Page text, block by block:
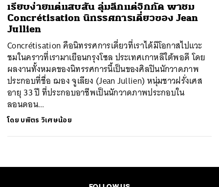
เรียบง่ายแต่แสบสัน ลุ่มลึกแต่จิกกัด พาชม
Concrétisation นิทรรศการเดี่ยวของ Jean
Jullien
Concrétisation คือนิทรรศการเดี่ยวที่เราได้มีโอกาสไปแวะ
ชมในคราวที่เรามาเยือนกรุงโซล ประเทศเกาหลีใต้พอดี โดย
ผลงานทั้งหมดของนิทรรศการนี้เป็นของศิลปินนักวาดภาพ
ประกอบที่ชื่อ ฌอง จูเลียง (Jean Jullien) หนุ่มชาวฝรั่งเศส
อายุ 33 ปี ที่ประกอบอาชีพเป็นนักวาดภาพประกอบใน
ลอนดอน...
โดย บพิตร วิเศษน้อย
SHARE TWEET LINE EMAIL